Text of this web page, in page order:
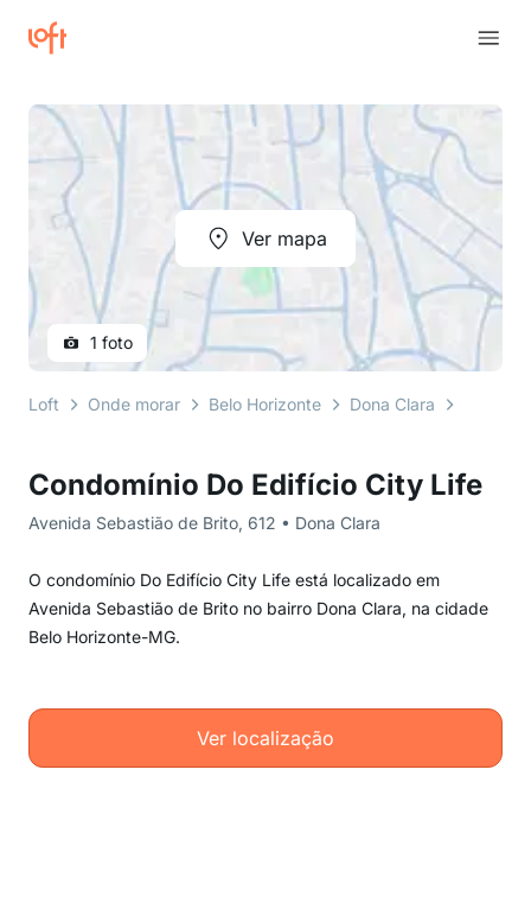
Condomínio Do Edifício City Life
Avenida Sebastião de Brito, 612 • Dona Clara
O condomínio Do Edifício City Life está localizado em
Avenida Sebastião de Brito no bairro Dona Clara, na cidade
Belo Horizonte-MG.
Ver localização
Ver mapa
1 foto
Loft Onde morar Belo Horizonte Dona Clara